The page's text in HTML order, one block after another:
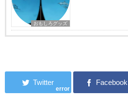
おもしろグッズ
error